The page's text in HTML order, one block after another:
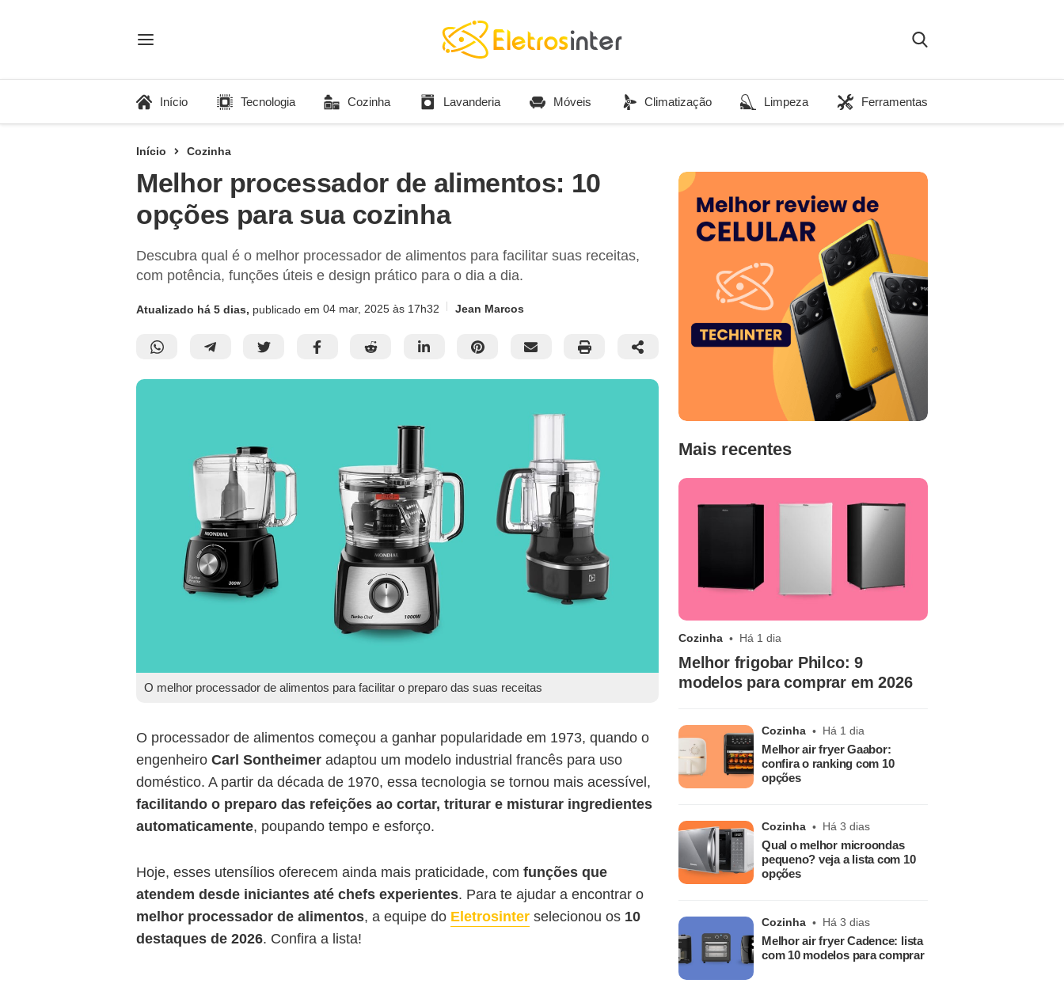
Início Tecnologia Cozinha Lavanderia Móveis Climatização Limpeza Ferramentas
Início Cozinha
Melhor processador de alimentos: 10
opções para sua cozinha
Descubra qual é o melhor processador de alimentos para facilitar suas receitas,
com potência, funções úteis e design prático para o dia a dia.
Atualizado há 5 dias, publicado em 04 mar, 2025 às 17h32 Jean Marcos
O melhor processador de alimentos para facilitar o preparo das suas receitas
O processador de alimentos começou a ganhar popularidade em 1973, quando o
engenheiro Carl Sontheimer adaptou um modelo industrial francês para uso
doméstico. A partir da década de 1970, essa tecnologia se tornou mais acessível,
facilitando o preparo das refeições ao cortar, triturar e misturar ingredientes
automaticamente, poupando tempo e esforço.
Hoje, esses utensílios oferecem ainda mais praticidade, com funções que
atendem desde iniciantes até chefs experientes. Para te ajudar a encontrar o
melhor processador de alimentos, a equipe do Eletrosinter selecionou os 10
destaques de 2026. Confira a lista!
Mais recentes
Cozinha Há 1 dia
Melhor frigobar Philco: 9
modelos para comprar em 2026
Cozinha Há 1 dia
Melhor air fryer Gaabor:
confira o ranking com 10
opções
Cozinha Há 3 dias
Qual o melhor microondas
pequeno? veja a lista com 10
opções
Cozinha Há 3 dias
Melhor air fryer Cadence: lista
com 10 modelos para comprar